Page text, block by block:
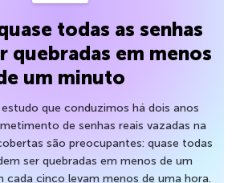
todas as senhas
quebradas em menos
um minuto
que conduzimos há dois anos
de senhas reais vazadas na
são preocupantes: quase todas
ser quebradas em menos de um
cada cinco levam menos de uma hora.